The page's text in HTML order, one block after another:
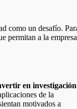
permitan a la empresa
en investigación
de la
motivados a